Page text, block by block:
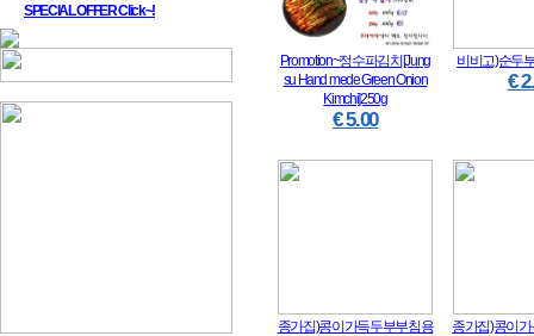
SPECIAL OFFER Click~!
Promotion~정수파김치[Jung
su Hand mede Green Onion
Kimchi]250g
€ 5.00
비비고)순두
€
종가집)콩이가득두부부침용
종가집)콩이